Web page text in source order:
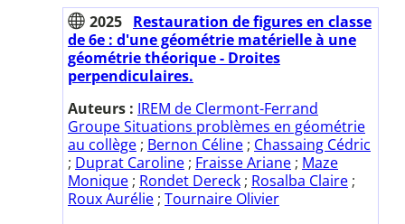
2025 Restauration de figures en classe
de 6e : d'une géométrie matérielle à une
géométrie théorique - Droites
perpendiculaires.
Auteurs : IREM de Clermont-Ferrand
Groupe Situations problèmes en géométrie
au collège ; Bernon Céline ; Chassaing Cédric
; Duprat Caroline ; Fraisse Ariane ; Maze
Monique ; Rondet Dereck ; Rosalba Claire ;
Roux Aurélie ; Tournaire Olivier